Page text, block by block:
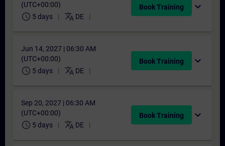
(UTC+00:00)
schedule 5 days translate DE
Book Training expand_more
Jun 14, 2027 | 06:30 AM
(UTC+00:00)
schedule 5 days translate DE
Book Training expand_more
Sep 20, 2027 | 06:30 AM
(UTC+00:00)
schedule 5 days translate DE
Book Training expand_more